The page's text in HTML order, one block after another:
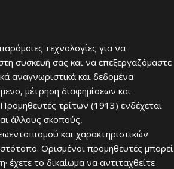
πλευρές
και να
τακτικούς
δεν θα
πρόκειται για
εκτός του
τεχνολογίες για να
συσκευή σας και να επεξεργαζόμαστε
αναγνωριστικά και δεδομένα
μέτρηση διαφημίσεων και
Προμηθευτές τρίτων (1913) ενδέχεται
άλλους σκοπούς,
και χαρακτηριστικών
Ορισμένοι προμηθευτές μπορεί
έχετε το δικαίωμα να αντιταχθείτε